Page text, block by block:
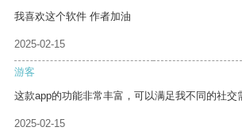
我喜欢这个软件 作者加油
2025-02-15
游客
这款app的功能非常丰富，可以满足我不同的社交
2025-02-15